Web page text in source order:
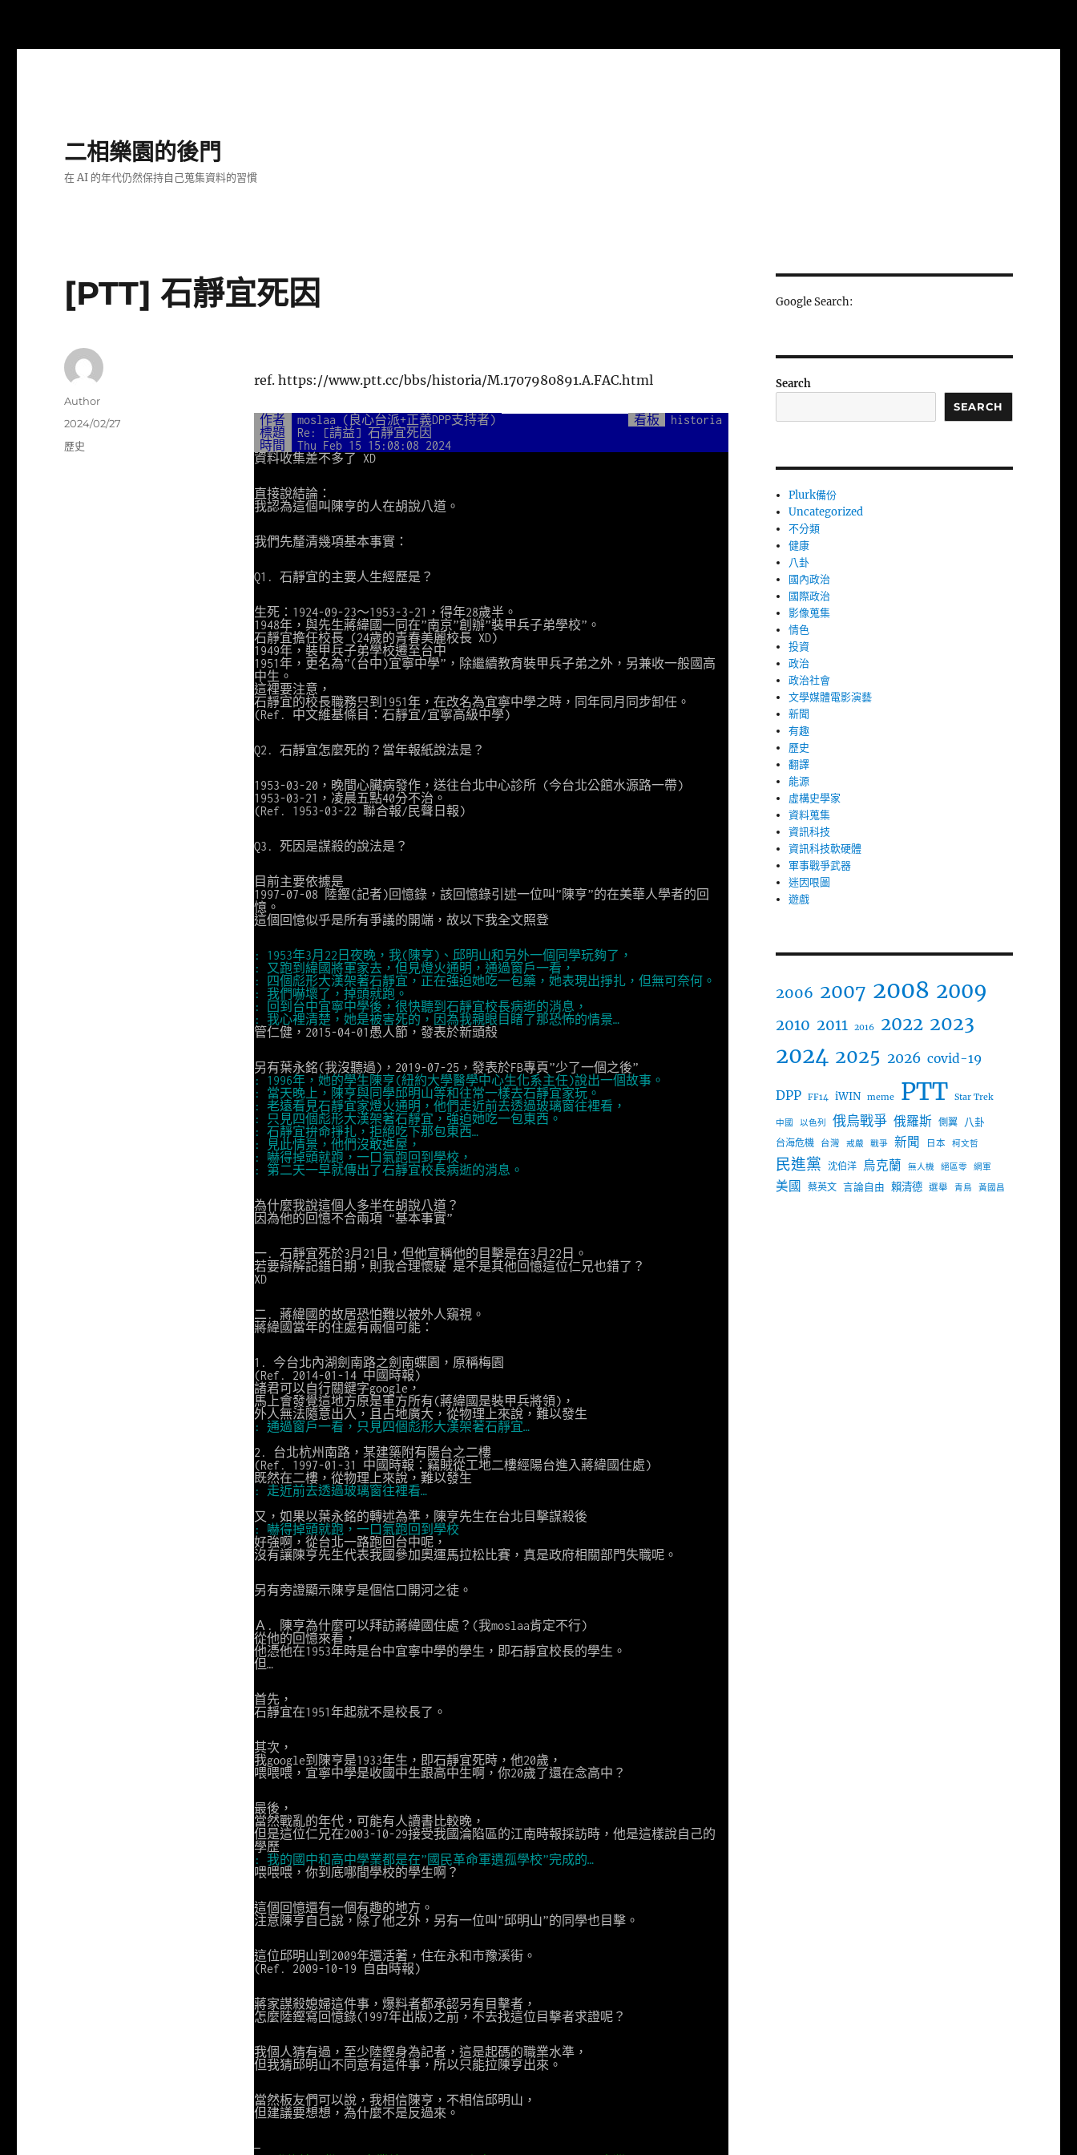
二相樂園的後門
在 AI 的年代仍然保持自己蒐集資料的習慣
[PTT] 石靜宜死因
ref. https://www.ptt.cc/bbs/historia/M.1707980891.A.FAC.html
作者 moslaa (良心台派+正義DPP支持者) 看板
historia
標題
Re: [請益] 石靜宜死因
時間
Thu Feb 15 15:08:08 2024
資料收集差不多了 XD
直接說結論：
我認為這個叫陳亨的人在胡說八道。
我們先釐清幾項基本事實：
Q1. 石靜宜的主要人生經歷是？
生死：1924-09-23～1953-3-21，得年28歲半。
1948年，與先生蔣緯國一同在”南京”創辦”裝甲兵子弟學校”。
石靜宜擔任校長 (24歲的青春美麗校長 XD)
1949年，裝甲兵子弟學校遷至台中
1951年，更名為”(台中)宜寧中學”，除繼續教育裝甲兵子弟之外，另兼收一般國高
中生。
這裡要注意，
石靜宜的校長職務只到1951年，在改名為宜寧中學之時，同年同月同步卸任。
(Ref. 中文維基條目：石靜宜/宜寧高級中學)
Q2. 石靜宜怎麼死的？當年報紙說法是？
1953-03-20，晚間心臟病發作，送往台北中心診所 (今台北公館水源路一帶)
1953-03-21，凌晨五點40分不治。
(Ref. 1953-03-22 聯合報/民聲日報)
Q3. 死因是謀殺的說法是？
目前主要依據是
1997-07-08 陸鏗(記者)回憶錄，該回憶錄引述一位叫”陳亨”的在美華人學者的回
憶。
這個回憶似乎是所有爭議的開端，故以下我全文照登
: 1953年3月22日夜晚，我(陳亨)、邱明山和另外一個同學玩夠了，
: 又跑到緯國將軍家去，但見燈火通明，通過窗戶一看，
: 四個彪形大漢架著石靜宜，正在強迫她吃一包藥，她表現出掙扎，但無可奈何。
: 我們嚇壞了，掉頭就跑。
: 回到台中宜寧中學後，很快聽到石靜宜校長病逝的消息，
: 我心裡清楚，她是被害死的，因為我親眼目睹了那恐怖的情景…
管仁健，2015-04-01愚人節，發表於新頭殼
另有葉永銘(我沒聽過)，2019-07-25，發表於FB專頁”少了一個之後”
: 1996年，她的學生陳亨(紐約大學醫學中心生化系主任)說出一個故事。
: 當天晚上，陳亨與同學邱明山等和往常一樣去石靜宜家玩。
: 老遠看見石靜宜家燈火通明，他們走近前去透過玻璃窗往裡看，
: 只見四個彪形大漢架著石靜宜，強迫她吃一包東西。
: 石靜宜拚命掙扎，拒絕吃下那包東西…
: 見此情景，他們沒敢進屋，
: 嚇得掉頭就跑，一口氣跑回到學校，
: 第二天一早就傳出了石靜宜校長病逝的消息。
為什麼我說這個人多半在胡說八道？
因為他的回憶不合兩項 “基本事實”
一. 石靜宜死於3月21日，但他宣稱他的目擊是在3月22日。
若要辯解記錯日期，則我合理懷疑 是不是其他回憶這位仁兄也錯了？
XD
二. 蔣緯國的故居恐怕難以被外人窺視。
蔣緯國當年的住處有兩個可能：
1. 今台北內湖劍南路之劍南蝶園，原稱梅園
(Ref. 2014-01-14 中國時報)
諸君可以自行關鍵字google，
馬上會發覺這地方原是軍方所有(蔣緯國是裝甲兵將領)，
外人無法隨意出入，且占地廣大，從物理上來說，難以發生
: 通過窗戶一看，只見四個彪形大漢架著石靜宜…
2. 台北杭州南路，某建築附有陽台之二樓
(Ref. 1997-01-31 中國時報：竊賊從工地二樓經陽台進入蔣緯國住處)
既然在二樓，從物理上來說，難以發生
: 走近前去透過玻璃窗往裡看…
又，如果以葉永銘的轉述為準，陳亨先生在台北目擊謀殺後
: 嚇得掉頭就跑，一口氣跑回到學校
好強啊，從台北一路跑回台中呢，
沒有讓陳亨先生代表我國參加奧運馬拉松比賽，真是政府相關部門失職呢。
另有旁證顯示陳亨是個信口開河之徒。
Ａ. 陳亨為什麼可以拜訪蔣緯國住處？(我moslaa肯定不行)
從他的回憶來看，
他憑他在1953年時是台中宜寧中學的學生，即石靜宜校長的學生。
但…
首先，
石靜宜在1951年起就不是校長了。
其次，
我google到陳亨是1933年生，即石靜宜死時，他20歲，
喂喂喂，宜寧中學是收國中生跟高中生啊，你20歲了還在念高中？
最後，
當然戰亂的年代，可能有人讀書比較晚，
但是這位仁兄在2003-10-29接受我國淪陷區的江南時報採訪時，他是這樣說自己的
學歷
: 我的國中和高中學業都是在”國民革命軍遺孤學校”完成的…
喂喂喂，你到底哪間學校的學生啊？
這個回憶還有一個有趣的地方。
注意陳亨自己說，除了他之外，另有一位叫”邱明山”的同學也目擊。
這位邱明山到2009年還活著，住在永和市豫溪街。
(Ref. 2009-10-19 自由時報)
蔣家謀殺媳婦這件事，爆料者都承認另有目擊者，
怎麼陸鏗寫回憶錄(1997年出版)之前，不去找這位目擊者求證呢？
我個人猜有過，至少陸鏗身為記者，這是起碼的職業水準，
但我猜邱明山不同意有這件事，所以只能拉陳亨出來。
當然板友們可以說，我相信陳亨，不相信邱明山，
但建議要想想，為什麼不是反過來。
—
作
Author
發
佈
2024/02/27
分
歷史
Google Search:
Search
SEARCH
Plurk備份
Uncategorized
不分類
健康
八卦
國內政治
國際政治
影像蒐集
情色
投資
政治
政治社會
文學媒體電影演藝
新聞
有趣
歷史
翻譯
能源
虛構史學家
資料蒐集
資訊科技
資訊科技軟硬體
軍事戰爭武器
迷因哏圖
遊戲
2006 2007 2008 2009
2010 2011 2016 2022 2023
2024 2025 2026 covid-19
DPP FF14 iWIN meme PTT Star Trek
中國 以色列 俄烏戰爭 俄羅斯 側翼 八卦
台海危機 台灣 戒嚴 戰爭 新聞 日本 柯文哲
民進黨 沈伯洋 烏克蘭 無人機 絕區零 網軍
美國 蔡英文 言論自由 賴清德 選舉 青鳥 黃國昌